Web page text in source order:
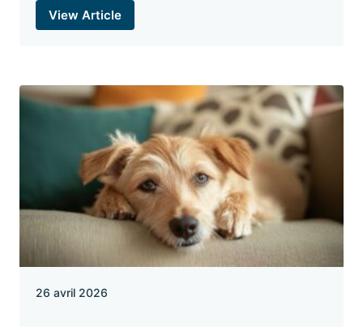
View Article
26 avril 2026